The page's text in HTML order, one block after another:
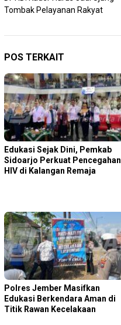
Tombak Pelayanan Rakyat
POS TERKAIT
Edukasi Sejak Dini, Pemkab
Sidoarjo Perkuat Pencegahan
HIV di Kalangan Remaja
Polres Jember Masifkan
Edukasi Berkendara Aman di
Titik Rawan Kecelakaan